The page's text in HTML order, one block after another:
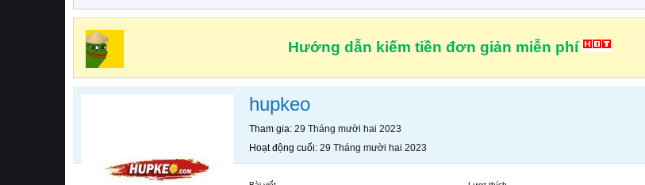
Hướng dẫn kiếm tiền đơn giản miễn phí
hupkeo
Tham gia 29 Tháng mười hai 2023
Hoạt động cuối 29 Tháng mười hai 2023